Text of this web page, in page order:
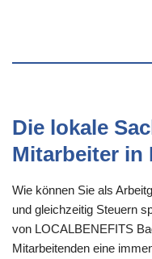
Die lokale
Mitarbeiter in
Wie können Sie als
und gleichzeitig Steuern
von LOCALBENEFITS
Mitarbeitenden eine